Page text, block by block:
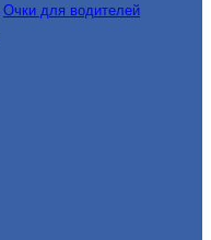
Очки для водителей